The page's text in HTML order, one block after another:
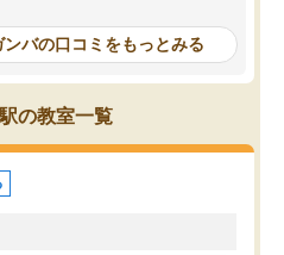
均点以上の
1年受験ま
使用しな
す！
問できるのでとても助か
バの口コミをもっとみる
の教室一覧